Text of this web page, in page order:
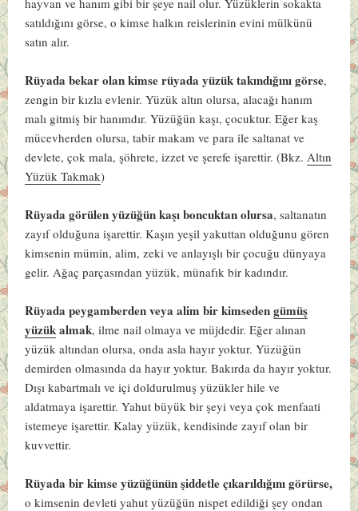
satıldığını görse, o kimse halkın reislerinin evini mülkünü
satın alır.
Rüyada bekar olan kimse rüyada yüzük takındığını görse,
zengin bir kızla evlenir. Yüzük altın olursa, alacağı hanım
malı gitmiş bir hanımdır. Yüzüğün kaşı, çocuktur. Eğer kaş
mücevherden olursa, tabir makam ve para ile saltanat ve
devlete, çok mala, şöhrete, izzet ve şerefe işarettir. (Bkz. Altın
Yüzük Takmak)
Rüyada görülen yüzüğün kaşı boncuktan olursa, saltanatın
zayıf olduğuna işarettir. Kaşın yeşil yakuttan olduğunu gören
kimsenin mümin, alim, zeki ve anlayışlı bir çocuğu dünyaya
gelir. Ağaç parçasından yüzük, münafık bir kadındır.
Rüyada peygamberden veya alim bir kimsedengümüş
yüzükalmak, ilme nail olmaya ve müjdedir. Eğer alınan
yüzük altından olursa, onda asla hayır yoktur. Yüzüğün
demirden olmasında da hayır yoktur. Bakırda da hayır yoktur.
Dışı kabartmalı ve içi doldurulmuş yüzükler hile ve
aldatmaya işarettir. Yahut büyük bir şeyi veya çok menfaati
istemeye işarettir. Kalay yüzük, kendisinde zayıf olan bir
kuvvettir.
Rüyada bir kimse yüzüğünün şiddetle çıkarıldığını görürse,
o kimsenin devleti yahut yüzüğün nispet edildiği şey ondan